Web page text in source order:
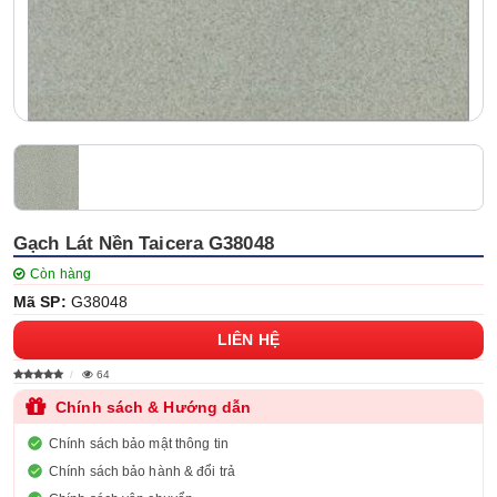
Gạch Lát Nền Taicera G38048
Còn hàng
Mã SP: G38048
LIÊN HỆ
64
Chính sách & Hướng dẫn
Chính sách bảo mật thông tin
Chính sách bảo hành & đổi trả